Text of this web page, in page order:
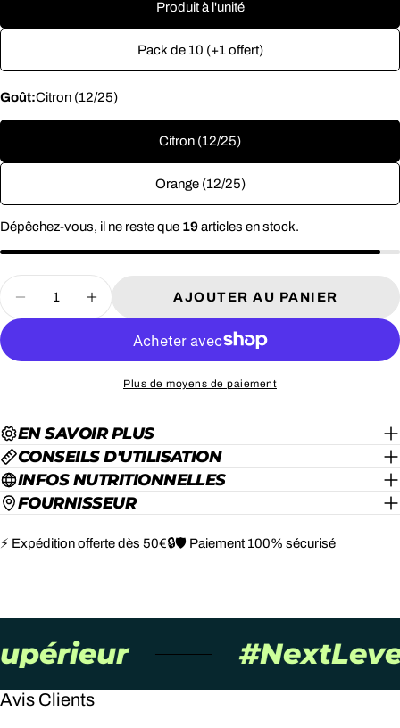
Produit à l'unité
Pack de 10 (+1 offert)
Goût:Citron (12/25)
Citron (12/25)
Orange (12/25)
Dépêchez-vous, il ne reste que 19articles en stock.
DIMINUER LA QUANTITÉ POUR NRGY
AUGMENTER LA QUANTITÉ
AJOUTER AU PANIER
Plus de moyens de paiement
EN SAVOIR PLUS
CONSEILS D'UTILISATION
INFOS NUTRITIONNELLES
FOURNISSEUR
⚡ Expédition offerte dès 50€🔒🛡️ Paiement 100% sécurisé
#NextLevel
Avis Clients